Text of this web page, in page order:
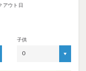
アウト日
子供
0